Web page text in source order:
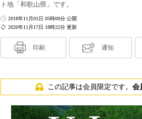
ト地「和歌山県」です。
2020年11月17日 18時22分 更新
2018年11月01日 05時00分 公開
印刷 通知
この記事は会員限定です。 会